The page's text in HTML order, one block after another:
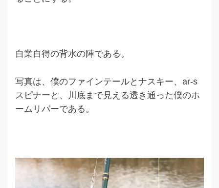
自業自得の背水の陣である。
写真は、僕のファインテールとナスキー、ar-s
スピナーと、川底まで見える透き通った僕のホ
ームリバーである。